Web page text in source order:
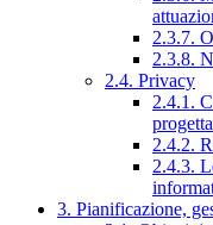
2.3.7.
2.3.8.
2.4. Privacy
2.4.1.
2.4.2.
2.4.3.
3. Pianificazione,